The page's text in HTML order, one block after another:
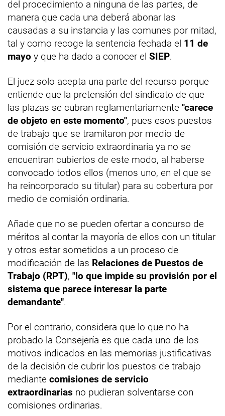
del procedimiento a ninguna de las partes, de
manera que cada una deberá abonar las
causadas a su instancia y las comunes por mitad,
tal y como recoge la sentencia fechada el 11 de
mayo y que ha dado a conocer el SIEP.
El juez solo acepta una parte del recurso porque
entiende que la pretensión del sindicato de que
las plazas se cubran reglamentariamente "carece
de objeto en este momento", pues esos puestos
de trabajo que se tramitaron por medio de
comisión de servicio extraordinaria ya no se
encuentran cubiertos de este modo, al haberse
convocado todos ellos (menos uno, en el que se
ha reincorporado su titular) para su cobertura por
medio de comisión ordinaria.
Añade que no se pueden ofertar a concurso de
méritos al contar la mayoría de ellos con un titular
y otros estar sometidos a un proceso de
modificación de las Relaciones de Puestos de
Trabajo (RPT), "lo que impide su provisión por el
sistema que parece interesar la parte
demandante".
Por el contrario, considera que lo que no ha
probado la Consejería es que cada uno de los
motivos indicados en las memorias justificativas
de la decisión de cubrir los puestos de trabajo
mediante comisiones de servicio
extraordinarias no pudieran solventarse con
comisiones ordinarias.